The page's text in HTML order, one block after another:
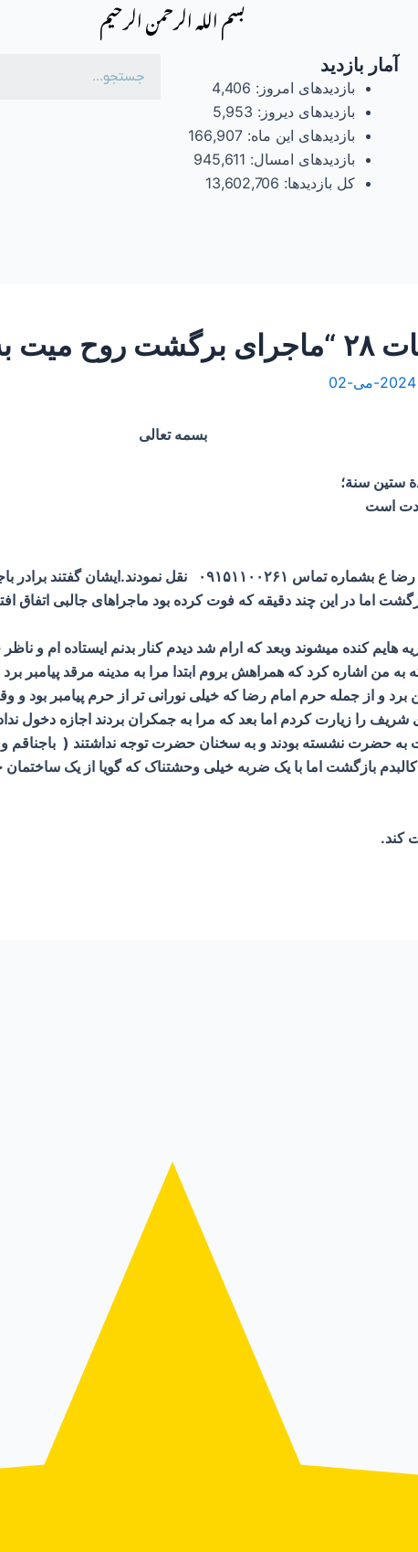
بسم الله الرحمن الرحیم
آمار بازدید
بازدیدهای امروز: 4,406
بازدیدهای دیروز: 5,953
بازدیدهای این ماه:166,907
بازدیدهای امسال: 945,611
کل بازدیدها: 13,602,706
2024-می-02
بسمه تعالی
ستين سنة؛
است
اما در این چند دقیقه که فوت کرده بود ماجراهای جالبی اتفاق
من اشاره کرد که همراهش بروم ابتدا مرا به مدینه مرقد پیامبر
و از جمله حرم امام رضا که خیلی نورانی تر از حرم پیامبر بود
را زیارت کردم اما بعد که مرا به جمکران بردند اجازه دخول
حضرت نشسته بودند و به سخنان حضرت توجه نداشتند ( باجناقم
بازگشت اما با یک ضربه خیلی وحشتناک که گویا از یک
کند.